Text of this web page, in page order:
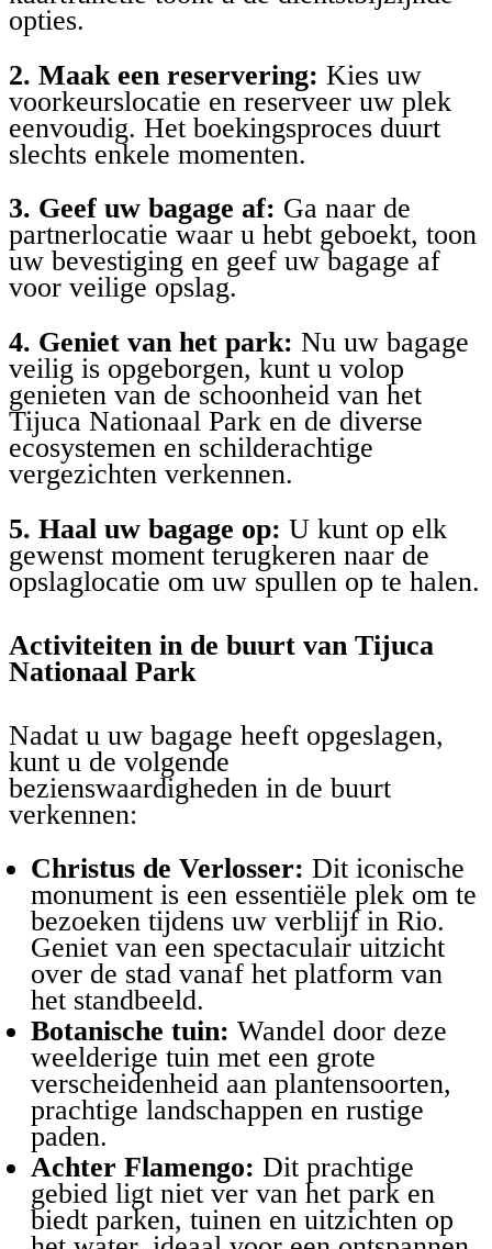
opties.
2. Maak een reservering: Kies uw
voorkeurslocatie en reserveer uw plek
eenvoudig. Het boekingsproces duurt
slechts enkele momenten.
3. Geef uw bagage af: Ga naar de
partnerlocatie waar u hebt geboekt, toon
uw bevestiging en geef uw bagage af
voor veilige opslag.
4. Geniet van het park: Nu uw bagage
veilig is opgeborgen, kunt u volop
genieten van de schoonheid van het
Tijuca Nationaal Park en de diverse
ecosystemen en schilderachtige
vergezichten verkennen.
5. Haal uw bagage op: U kunt op elk
gewenst moment terugkeren naar de
opslaglocatie om uw spullen op te halen.
Activiteiten in de buurt van Tijuca
Nationaal Park
Nadat u uw bagage heeft opgeslagen,
kunt u de volgende
bezienswaardigheden in de buurt
verkennen:
Christus de Verlosser: Dit iconische
monument is een essentiële plek om te
bezoeken tijdens uw verblijf in Rio.
Geniet van een spectaculair uitzicht
over de stad vanaf het platform van
het standbeeld.
Botanische tuin: Wandel door deze
weelderige tuin met een grote
verscheidenheid aan plantensoorten,
prachtige landschappen en rustige
paden.
Achter Flamengo: Dit prachtige
gebied ligt niet ver van het park en
biedt parken, tuinen en uitzichten op